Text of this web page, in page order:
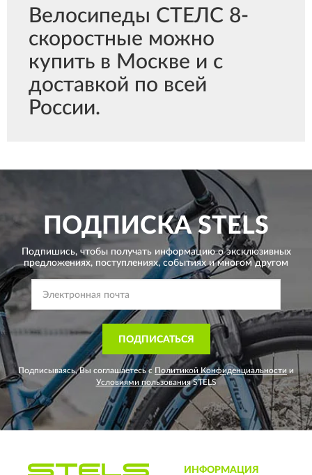
Велосипеды СТЕЛС 8-
скоростные можно
купить в Москве и с
доставкой по всей
России.
ПОДПИСКАSTELS
Подпишись, чтобы получать информацию о эксклюзивных
предложениях, поступлениях, событиях и многом другом
ПОДПИСАТЬСЯ
Подписываясь, Вы соглашаетесь с Политикой Конфиденциальности и
Условиями пользованияSTELS
ИНФОРМАЦИЯ